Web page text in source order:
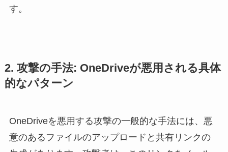
す。
2. 攻撃の手法: OneDriveが悪用される具体
的なパターン
OneDriveを悪用する攻撃の一般的な手法には、悪
意のあるファイルのアップロードと共有リンクの